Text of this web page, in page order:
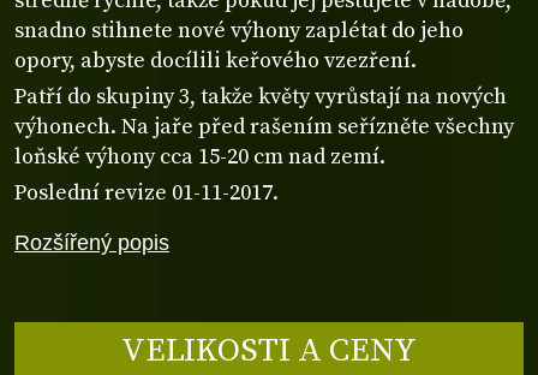
Rozšířený popis
snadno stihnete nové výhony zaplétat do jeho
opory, abyste docílili keřového vzezření.
Patří do skupiny 3, takže květy vyrůstají na nových
výhonech. Na jaře před rašením seřízněte všechny
loňské výhony cca 15-20 cm nad zemí.
Poslední revize 01-11-2017.
VELIKOSTI A CENY